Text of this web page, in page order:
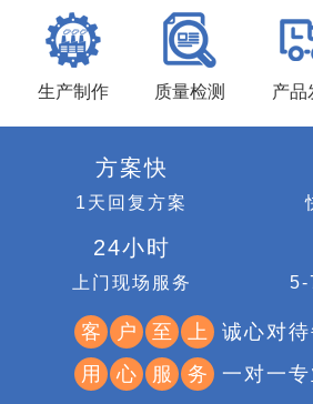
生产制作 质量检测 产品
方案快
1天回复方案
24小时
上门现场服务 5-
客 户 至 上
诚心对
用
心 服 务 一对一